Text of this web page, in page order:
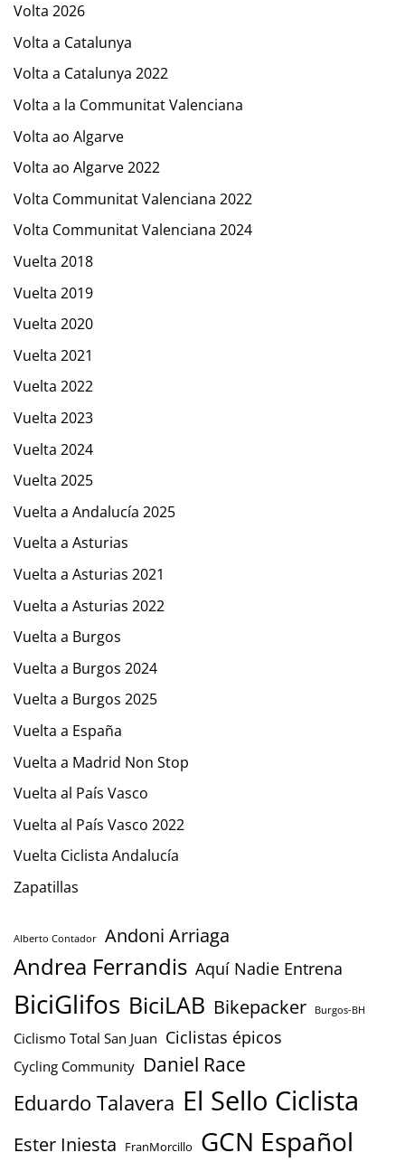
Volta 2026
Volta a Catalunya
Volta a Catalunya 2022
Volta a la Communitat Valenciana
Volta ao Algarve
Volta ao Algarve 2022
Volta Communitat Valenciana 2022
Volta Communitat Valenciana 2024
Vuelta 2018
Vuelta 2019
Vuelta 2020
Vuelta 2021
Vuelta 2022
Vuelta 2023
Vuelta 2024
Vuelta 2025
Vuelta a Andalucía 2025
Vuelta a Asturias
Vuelta a Asturias 2021
Vuelta a Asturias 2022
Vuelta a Burgos
Vuelta a Burgos 2024
Vuelta a Burgos 2025
Vuelta a España
Vuelta a Madrid Non Stop
Vuelta al País Vasco
Vuelta al País Vasco 2022
Vuelta Ciclista Andalucía
Zapatillas
Alberto Contador Andoni Arriaga
Andrea Ferrandis Aquí Nadie Entrena
BiciGlifos BiciLAB Bikepacker Burgos-BH
Ciclismo Total San Juan Ciclistas épicos
Cycling Community Daniel Race
Eduardo Talavera El Sello Ciclista
Ester Iniesta FranMorcillo GCN Español